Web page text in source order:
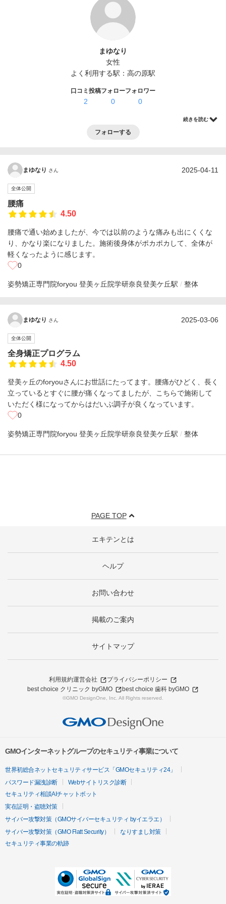
まゆなり
女性
よく利用する駅： 高の原駅
口コミ投稿
2
フォロー
0
フォロワー
0
続きを読む
フォローする
まゆなり さん 2025-04-11
全体公開
腰痛
4.50
腰痛で通い始めましたが、今では以前のような痛みも出にくくな
り、かなり楽になりました。施術後身体がポカポカして、全体が
軽くなったように感じます。
0
姿勢矯正専門院foryou 登美ヶ丘院学研奈良登美ケ丘駅 整体
まゆなり さん 2025-03-06
全体公開
全身矯正プログラム
4.50
登美ヶ丘のforyouさんにお世話にたってます。腰痛がひどく、長く
立っているとすぐに腰が痛くなってましたが、こちらで施術して
いただく様になってからはだいぶ調子が良くなっています。
0
姿勢矯正専門院foryou 登美ヶ丘院学研奈良登美ケ丘駅 整体
PAGE TOP
エキテンとは
ヘルプ
お問い合わせ
掲載のご案内
サイトマップ
利用規約運営会社
プライバシーポリシー
best choice クリニック byGMO
best choice 歯科 byGMO
©GMO DesignOne, Inc. All Rights reserved.
GMOインターネットグループのセキュリティ事業について
世界初総合ネットセキュリティサービス「GMOセキュリティ24」
パスワード漏洩診断
Webサイトリスク診断
セキュリティ相談AIチャットボット
実在証明・盗聴対策
サイバー攻撃対策（GMOサイバーセキュリティ byイエラエ）
サイバー攻撃対策（GMO Flatt Security）
なりすまし対策
セキュリティ事業の軌跡